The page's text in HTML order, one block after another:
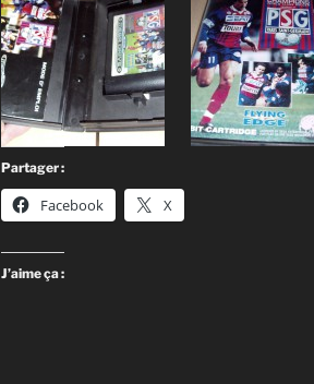
Partager :
Facebook X
J’aime ça :